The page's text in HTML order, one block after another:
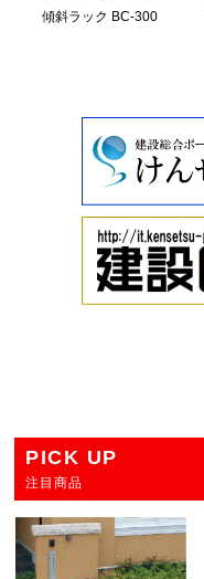
傾斜ラック BC-300
PICK UP
注目商品